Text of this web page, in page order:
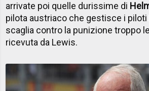
arrivate poi quelle durissime di
pilota austriaco che gestisce i piloti
scaglia contro la punizione troppo
ricevuta da Lewis.